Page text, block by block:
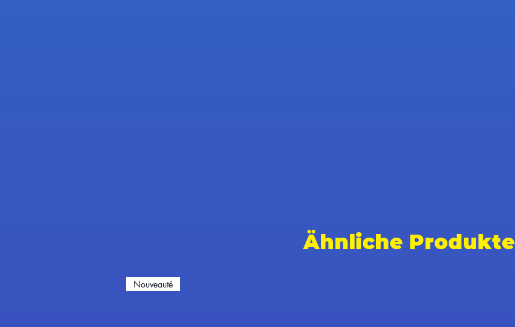
Ähnliche Produkte
Nouveauté